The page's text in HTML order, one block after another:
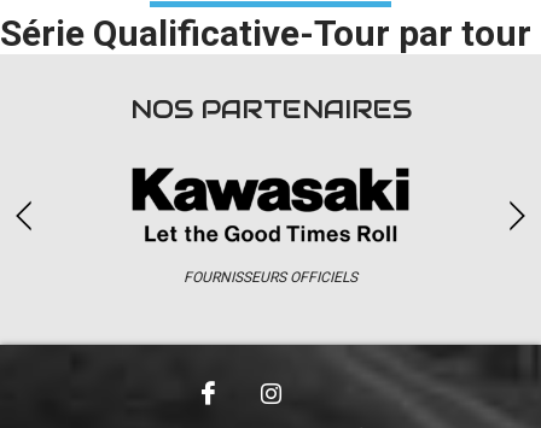
RÉSULTATS
accéder à la billetterie
Série Qualificative-Tour par tour
NOS PARTENAIRES
FOURNISSEURS OFFICIELS